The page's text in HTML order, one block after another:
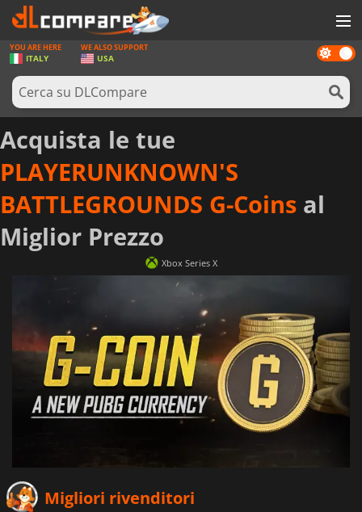
GIOCHI
PREPAGATE
SOFTWARE
REWARDS
HARDWARE
NOTIZIE
ACCEDI O REGISTRATI
Dark
mode
YOU ARE HERE
ITALY
WE ALSO SUPPORT
USA
Acquista le tue
PLAYERUNKNOWN'S
BATTLEGROUNDS G-Coins al
Miglior Prezzo
Xbox Series X
Migliori rivenditori